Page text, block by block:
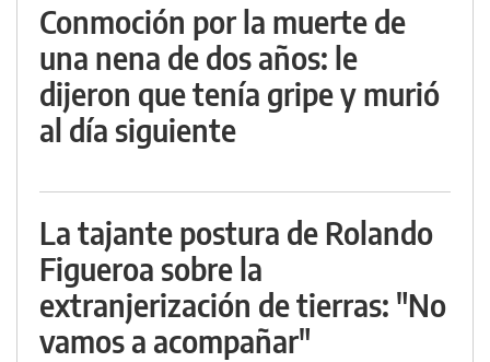
Conmoción por la muerte de
una nena de dos años: le
dijeron que tenía gripe y murió
al día siguiente
La tajante postura de Rolando
Figueroa sobre la
extranjerización de tierras: "No
vamos a acompañar"